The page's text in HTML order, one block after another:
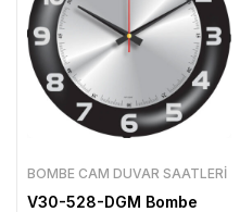
BOMBE CAM DUVAR SAATLERI
V30-528-DGM Bombe